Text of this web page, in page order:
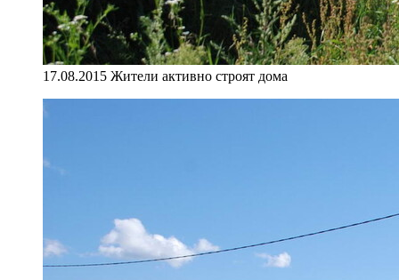
17.08.2015 Жители активно строят дома